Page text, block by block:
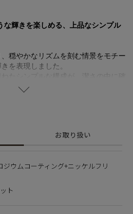
な輝きを楽しめる、上品なシンプル
穏やかなリズムを刻む情景をモチー
を表現しました。
たシンプルな構成が、潔さの中に確
やすく、忙しい朝にも快適。
ードスタイルにも美しく調和するネ
な人への贈り物にもおすすめ。
ことで肌にやさしく金属アレルギー
ただけます。
お取り扱い
ジウムコーティング+ニッケルフリ
ト